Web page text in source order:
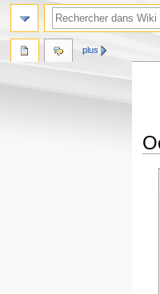
plus